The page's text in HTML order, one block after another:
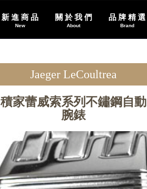
新 進 商 品
New(current)
關 於 我 們
About(current)
品 牌 精 選
Brand
Jaeger LeCoultrea
積家蕾威索系列不鏽鋼自動
腕錶